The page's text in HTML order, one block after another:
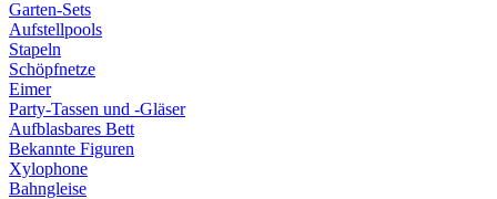
Garten-Sets
Aufstellpools
Stapeln
Schöpfnetze
Eimer
Party-Tassen und -Gläser
Aufblasbares Bett
Bekannte Figuren
Xylophone
Bahngleise